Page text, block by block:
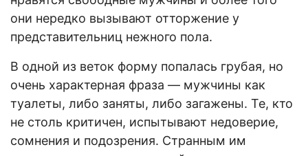
они нередко вызывают отторжение у
представительниц нежного пола.
В одной из веток форму попалась грубая, но
очень характерная фраза — мужчины как
туалеты, либо заняты, либо загажены. Те, кто
не столь критичен, испытывают недоверие,
сомнения и подозрения. Странным им